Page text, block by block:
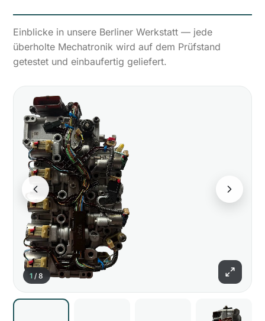
Einblicke in unsere Berliner Werkstatt — jede
überholte Mechatronik wird auf dem Prüfstand
getestet und einbaufertig geliefert.
1 /8